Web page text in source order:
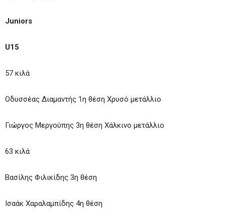
Juniors
U15
57 κιλά
Οδυσσέας Διαμαντής 1η θέση Χρυσό μετάλλιο
Γιώργος Μεργούπης 3η θέση Χάλκινο μετάλλιο
63 κιλά
Βασίλης Φιλικίδης 3η θέση
Ισαάκ Χαραλαμπίδης 4η θέση